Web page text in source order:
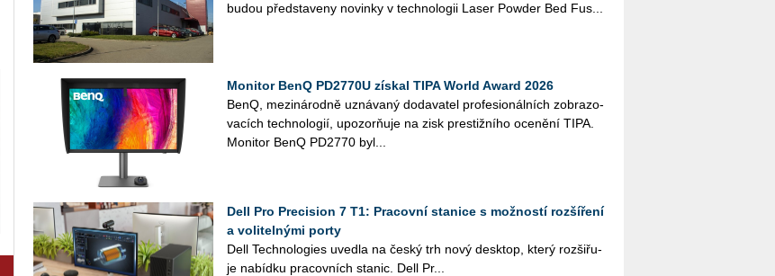
budou před­sta­ve­ny no­vin­ky v tech­no­lo­gii Laser Pow­der Bed Fus...
Monitor BenQ PD2770U získal TIPA World Award 2026
BenQ, me­zi­ná­rod­ně uzná­va­ný do­da­va­tel pro­fe­si­o­nál­ních zob­ra­zo­
va­cích tech­no­lo­gií, upo­zorňuje na zisk pres­tiž­ní­ho oce­ně­ní TIPA.
Mo­ni­tor BenQ PD2770 byl...
Dell Pro Precision 7 T1: Pracovní stanice s možností rozšíření
a volitelnými porty
Dell Tech­no­lo­gies uved­la na český trh nový desktop, který roz­ši­řu­
je na­bíd­ku pra­cov­ních sta­nic. Dell Pr...